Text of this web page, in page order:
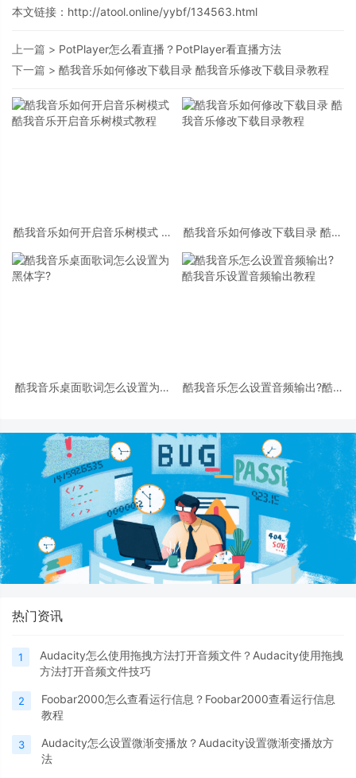
本文链接： http://atool.online/yybf/134563.html
上一篇 > PotPlayer怎么看直播？PotPlayer看直播方法
下一篇 > 酷我音乐如何修改下载目录 酷我音乐修改下载目录教程
酷我音乐如何开启音乐树模式 酷
酷我音乐如何修改下载目录 酷我
酷我音乐桌面歌词怎么设置为黑
酷我音乐怎么设置音频输出?酷我
热门资讯
1
Audacity怎么使用拖拽方法打开音频文件？Audacity使用拖拽
方法打开音频文件技巧
2
Foobar2000怎么查看运行信息？Foobar2000查看运行信息
教程
3
Audacity怎么设置微渐变播放？Audacity设置微渐变播放方
法